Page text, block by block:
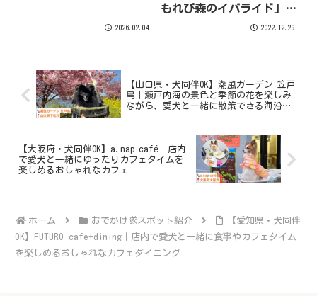
2026.02.04
もれび森のイバライド」の
2022.12.29
【山口県・犬同伴OK】潮風ガーデン 笠戸
島｜瀬戸内海の景色と季節の花を楽しみ
ながら、愛犬と一緒に散策できる海沿い
【大阪府・犬同伴OK】a.nap café｜店内
で愛犬と一緒にゆったりカフェタイムを
楽しめるおしゃれなカフェ
ホーム おでかけ隊スポット紹介
【愛知県・犬同伴
OK】FUTURO cafe+dining｜店内で愛犬と一緒に食事やカフェタイム
を楽しめるおしゃれなカフェダイニング